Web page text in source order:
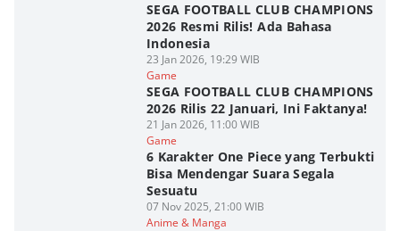
SEGA FOOTBALL CLUB CHAMPIONS
2026 Resmi Rilis! Ada Bahasa
Indonesia
23 Jan 2026, 19:29 WIB
Game
SEGA FOOTBALL CLUB CHAMPIONS
2026 Rilis 22 Januari, Ini Faktanya!
21 Jan 2026, 11:00 WIB
Game
6 Karakter One Piece yang Terbukti
Bisa Mendengar Suara Segala
Sesuatu
07 Nov 2025, 21:00 WIB
Anime & Manga